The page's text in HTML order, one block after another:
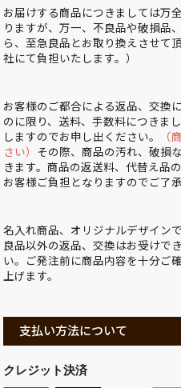
お届けする商品につきましては万
りますが、万一、不良品や破損品
ら、至急良品とお取り換えさせて
社にて負担いたします。）
お客様のご都合による返品、交換
のに限り、送料、手数料につきま
しますのでお申し出ください。
（
さい） その際、商品の汚れ、破損
きます。商品の返送料、代替え品
お客様ご負担となりますのでご了
名入れ商品、オリジナルデザイン
良品以外の返品、交換はお受けで
い。ご発注前に商品内容を十分ご
上げます。
支払い方法について
クレジット決済